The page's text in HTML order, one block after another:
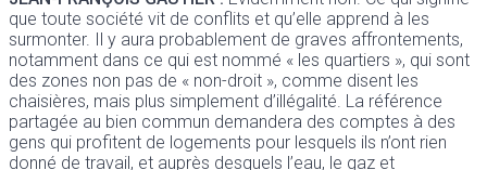
que toute société vit de conflits et qu’elle apprend à les
surmonter. Il y aura probablement de graves affrontements,
notamment dans ce qui est nommé « les quartiers », qui sont
des zones non pas de « non-droit », comme disent les
chaisières, mais plus simplement d’illégalité. La référence
partagée au bien commun demandera des comptes à des
gens qui profitent de logements pour lesquels ils n’ont rien
donné de travail, et auprès desquels l’eau, le gaz et